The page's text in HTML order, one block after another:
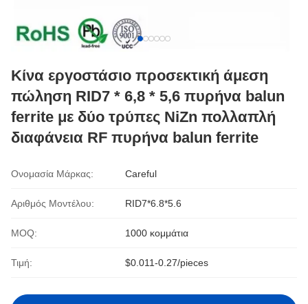
Κίνα εργοστάσιο προσεκτική άμεση
πώληση RID7 * 6,8 * 5,6 πυρήνα balun
ferrite με δύο τρύπες NiZn πολλαπλή
διαφάνεια RF πυρήνα balun ferrite
Ονομασία Μάρκας: Careful
Αριθμός Μοντέλου: RID7*6.8*5.6
MOQ: 1000 κομμάτια
Τιμή: $0.011-0.27/pieces